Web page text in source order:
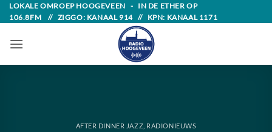
Skip
to
content
LOKALE OMROEP HOOGEVEEN - IN DE ETHER OP
106.8FM // ZIGGO: KANAAL 914 // KPN: KANAAL 1171
AFTER DINNER JAZZ RADIONIEUWS